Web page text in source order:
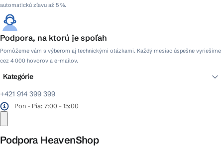
automatickú zľavu až 5 %.
Podpora, na ktorú je spoľah
Pomôžeme vám s výberom aj technickými otázkami. Každý mesiac úspešne vyriešime
cez 4 000 hovorov a e-mailov.
+421 914 399 399
Pon - Pia: 7:00 - 15:00
Podpora HeavenShop
Kategórie